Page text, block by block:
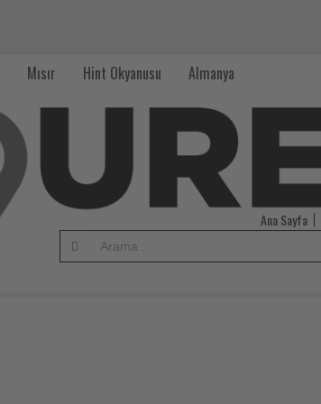
Mısır Hint Okyanusu Almanya
Ana Sayfa